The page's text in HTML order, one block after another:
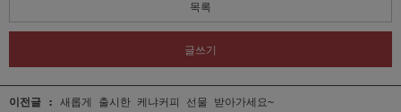
목록
글쓰기
이전글 :
새롭게 출시한 케냐커피 선물 받아가세요~